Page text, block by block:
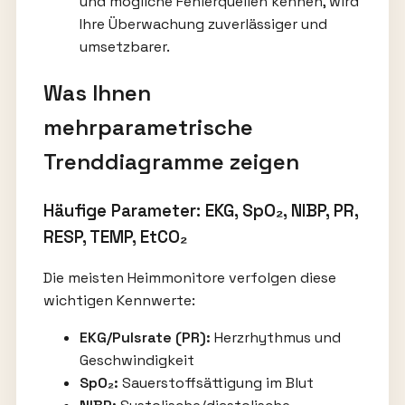
Ihre Überwachung zuverlässiger und
umsetzbarer.
Was Ihnen
mehrparametrische
Trenddiagramme zeigen
Häufige Parameter: EKG, SpO₂, NIBP, PR,
RESP, TEMP, EtCO₂
Die meisten Heimmonitore verfolgen diese
wichtigen Kennwerte:
EKG/Pulsrate (PR): Herzrhythmus und
Geschwindigkeit
SpO₂: Sauerstoffsättigung im Blut